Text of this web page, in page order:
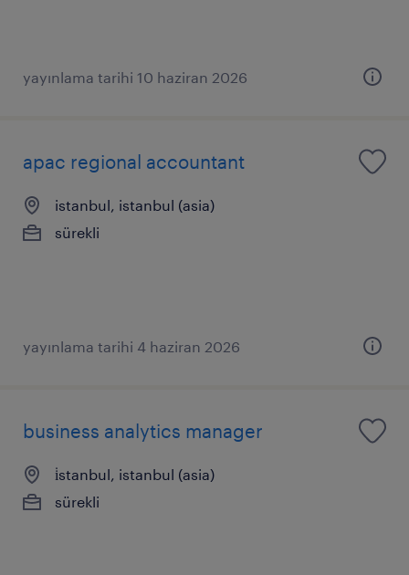
yayınlama tarihi 10 haziran 2026
apac regional accountant
istanbul, istanbul (asia)
sürekli
yayınlama tarihi 4 haziran 2026
business analytics manager
i̇stanbul, istanbul (asia)
sürekli